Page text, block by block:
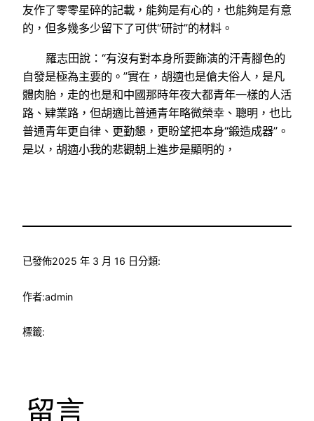
友作了零零星碎的記載，能夠是有心的，也能夠是有意
的，但多幾多少留下了可供“研討”的材料。
羅志田說：“有沒有對本身所要飾演的汗青腳色的
自發是極為主要的。”實在，胡適也是傖夫俗人，是凡
體肉胎，走的也是和中國那時年夜大都青年一樣的人活
路、肄業路，但胡適比普通青年略微榮幸、聰明，也比
普通青年更自律、更勤懇，更盼望把本身“鍛造成器”。
是以，胡適小我的悲觀朝上進步是顯明的，
已發佈2025 年 3 月 16 日分類:
作者:admin
標籤:
留言